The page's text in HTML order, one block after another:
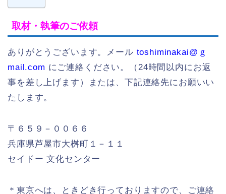
取材・執筆のご依頼
ありがとうございます。メール toshiminakai@ｇ
mail.com にご連絡ください。（24時間以内にお返
事を差し上げます）または、下記連絡先にお願いい
たします。
〒６５９－００６６
兵庫県芦屋市大桝町１－１１
セイドー 文化センター
＊東京へは、ときどき行っておりますので、ご連絡